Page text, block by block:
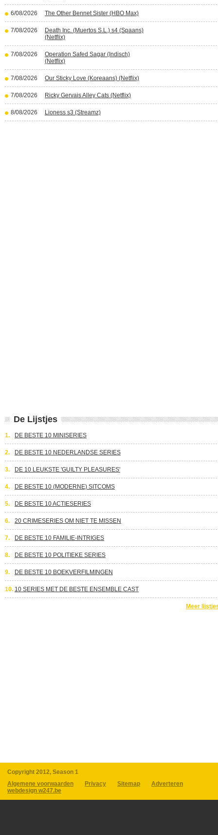
6/08/2026 The Other Bennet Sister (HBO Max)
7/08/2026
Death Inc. (Muertos S.L.) s4 (Spaans)
(Netflix)
7/08/2026
Operation Safed Sagar (Indisch)
(Netflix)
7/08/2026 Our Sticky Love (Koreaans) (Netflix)
7/08/2026 Ricky Gervais Alley Cats (Netflix)
8/08/2026 Lioness s3 (Streamz)
De Lijstjes
1. DE BESTE 10 MINISERIES
2. DE BESTE 10 NEDERLANDSE SERIES
3. DE 10 LEUKSTE 'GUILTY PLEASURES'
4. DE BESTE 10 (MODERNE) SITCOMS
5. DE BESTE 10 ACTIESERIES
6. 20 CRIMESERIES OM NIET TE MISSEN
7. DE BESTE 10 FAMILIE-INTRIGES
8. DE BESTE 10 POLITIEKE SERIES
9. DE BESTE 10 BOEKVERFILMINGEN
10. 10 SERIES MET DE BESTE ENSEMBLE CAST
Meer
Copyright 2012, Season 1
Algemene voorwaarden
Privacy Sitemap
Adverteren
webdesign w247.be